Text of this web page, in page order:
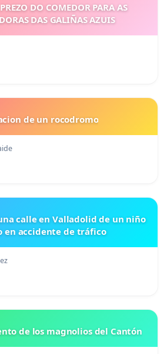
DO COMEDOR PARA AS
DAS GALIÑAS AZUIS
de un rocodromo
calle en Valladolid de un niño
en accidente de tráfico
de los magnolios del Cantón